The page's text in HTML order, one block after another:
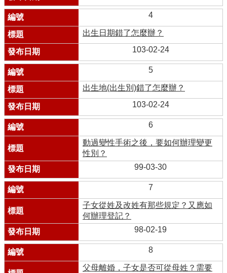
4
出生日期錯了怎麼辦？
103-02-24
5
出生地(出生別)錯了怎麼辦？
103-02-24
6
動過變性手術之後，要如何辦理變更
性別？
99-03-30
7
子女從姓及改姓有那些規定？又應如
何辦理登記？
98-02-19
8
父母離婚，子女是否可從母姓？需要